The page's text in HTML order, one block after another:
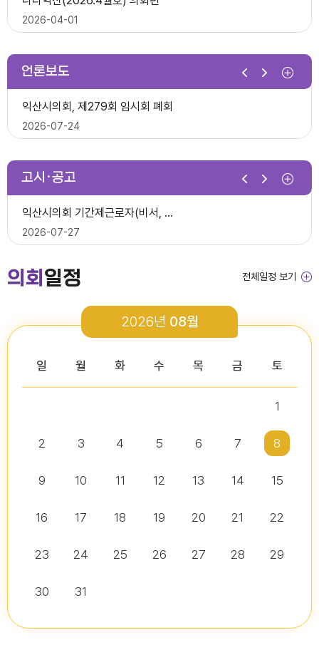
2026년 1분기 홍보예산 운용현황
다다익산(2026.4월호) 의회편
다다익산(2026.1월호) 의회편
2026-07-07
제278회 익산시의회 임시회 의사일정(안)
2026-06-22
2026년 1분기 홍보예산 운용현황
2026-04-08
2026년도 회기운영 계획(변경)
2026-07-07
2026-04-01
다다익산(2026.3월호) 의회편
2026-03-03
다다익산(2026.2월호) 의회편
2026-02-02
다다익산(2026.1월호) 의회편
2025-12-03
언론보도
2026-06-26
익산시의회, 제279회 임시회 폐회
2026-07-24
2026-07-15
익산시의회, 제279회 임시회 개회
2026-07-02
2026-06-26
고시·공고
익산시의회 기간제근로자(중증장애 의원 활동보조) 채용 공고
2026-06-30
익산시의회 기간제근로자(비서, 행정보조) 채용 공고
2026-07-27
2026년도 제4회 익산시의회 지방임기제공무원 채용시험 최종합격..
2026-07-10
2026-07-07
의회 일정
2026년 08월
일 월 화 수 목 금 토
1
2 3 4 5 6 7 8
9 10 11 12 13 14 15
16 17 18 19 20 21 22
23 24 25 26 27 28 29
30 31
전체일정 보기